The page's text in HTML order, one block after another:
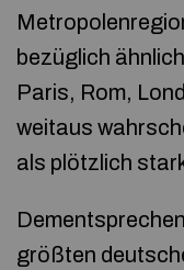
bezüglich
Paris, Rom,
weitaus
als plötzlich
größten